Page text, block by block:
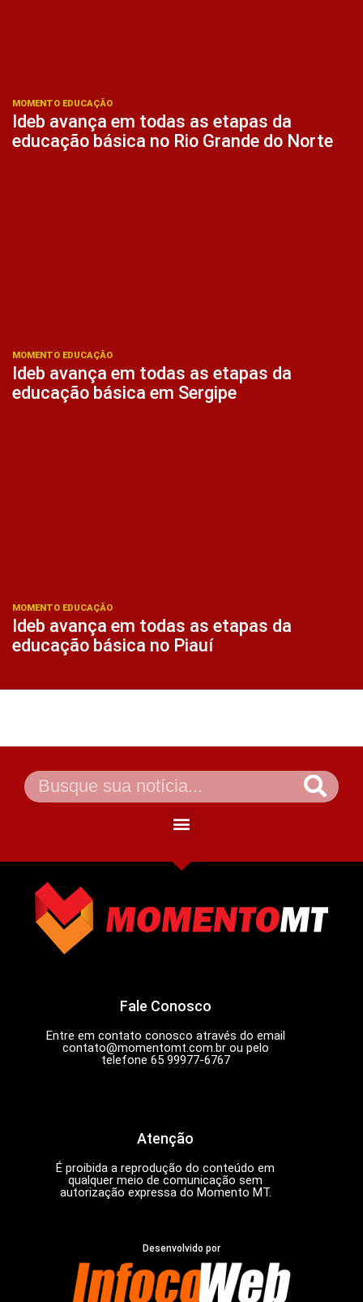
MOMENTO EDUCAÇÃO
Ideb avança em todas as etapas da
educação básica no Rio Grande do Norte
MOMENTO EDUCAÇÃO
Ideb avança em todas as etapas da
educação básica em Sergipe
MOMENTO EDUCAÇÃO
Ideb avança em todas as etapas da
educação básica no Piauí
Fale Conosco
Entre em contato conosco através do email
contato@momentomt.com.brou pelo
telefone 65 99977-6767
Atenção
É proibida a reprodução do conteúdo em
qualquer meio de comunicação sem
autorização expressa do Momento MT.
Desenvolvido por